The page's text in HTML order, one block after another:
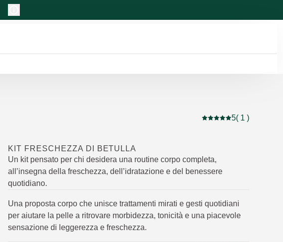
Valutazione attuale: 5
5( 1 )
KIT FRESCHEZZA DI BETULLA
Un kit pensato per chi desidera una routine corpo completa,
all’insegna della freschezza, dell’idratazione e del benessere
quotidiano.
Una proposta corpo che unisce trattamenti mirati e gesti quotidiani
per aiutare la pelle a ritrovare morbidezza, tonicità e una piacevole
sensazione di leggerezza e freschezza.